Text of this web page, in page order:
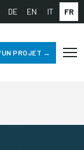
DE EN IT FR
PROJET →